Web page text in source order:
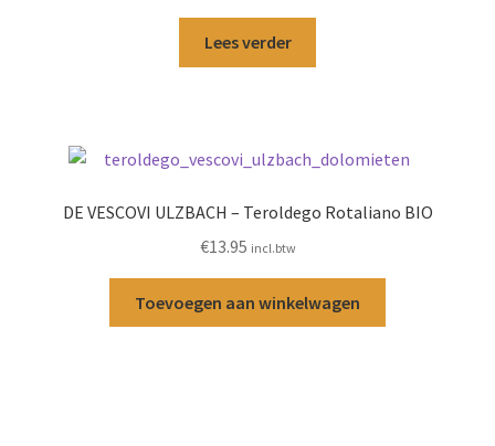
Lees verder
DE VESCOVI ULZBACH – Teroldego Rotaliano BIO
€13.95 incl.btw
Toevoegen aan winkelwagen